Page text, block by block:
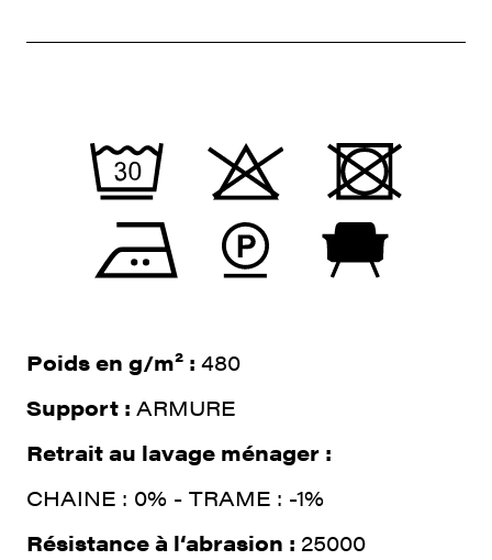
Poids en g/m² : 480
Support : ARMURE
Retrait au lavage ménager :
CHAINE : 0% - TRAME : -1%
Résistance à l‘abrasion : 25000